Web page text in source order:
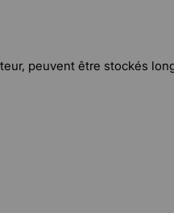
peuvent être stockés